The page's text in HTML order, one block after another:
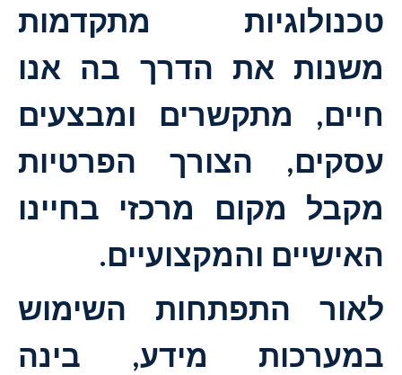
טכנולוגיות מתקדמות
משנות את הדרך בה אנו
חיים, מתקשרים ומבצעים
עסקים, הצורך הפרטיות
מקבל מקום מרכזי בחיינו
האישיים והמקצועיים.
לאור התפתחות השימוש
במערכות מידע, בינה